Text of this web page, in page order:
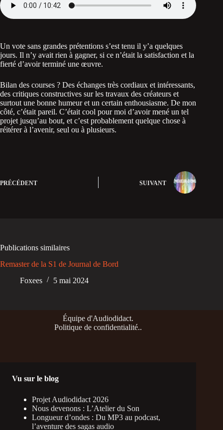
Un vote sans grandes prétentions s’est tenu il y’a quelques
jours. Il n’y avait rien à gagner, si ce n’était la satisfaction et la
fierté d’avoir terminé une œuvre.
Bilan des courses ? Des échanges très cordiaux et intéressants,
des critiques constructives sur les travaux des créateurs et
surtout une bonne humeur et un certain enthousiasme. De mon
côté, c’était pareil. C’était cool pour moi d’avoir mené un tel
projet jusqu’au bout, et c’est probablement quelque chose à
réitérer à l’avenir, seul ou à plusieurs.
PRÉCÉDENT SUIVANT
Publications similaires
Remaster de la S1 de Journal de Bord
Foxees
5 mai 2024
Équipe d'Audiodidact.
Politique de confidentialité..
Vu sur le blog
Projet Audiodidact 2026
Nous devenons : L’Atelier du Son
Longueur d’ondes : Du MP3 au podcast,
l’aventure des sagas audio